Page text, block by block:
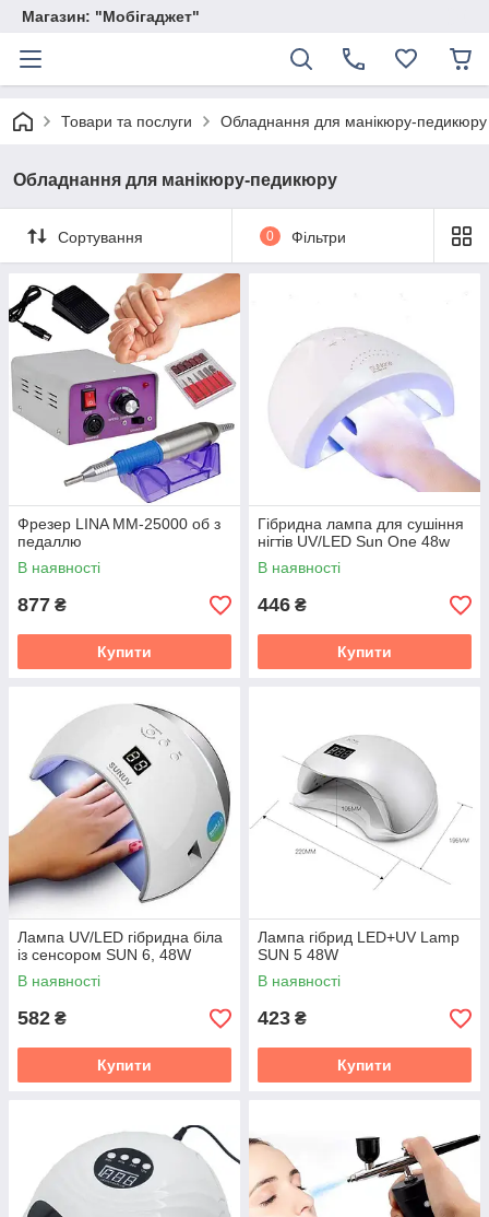
Магазин: "Мобігаджет"
Товари та послуги Обладнання для манікюру-педикюру
Обладнання для манікюру-педикюру
Сортування 0 Фільтри
Фрезер LINA MM-25000 об з
педаллю
В наявності
877 ₴
Купити
Гібридна лампа для сушіння
нігтів UV/LED Sun One 48w
В наявності
446 ₴
Купити
Лампа UV/LED гібридна біла
із сенсором SUN 6, 48W
В наявності
582 ₴
Купити
Лампа гібрид LED+UV Lamp
SUN 5 48W
В наявності
423 ₴
Купити